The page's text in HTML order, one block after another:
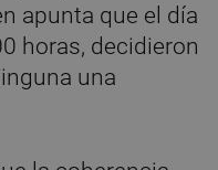
apunta que el día
horas, decidieron
una